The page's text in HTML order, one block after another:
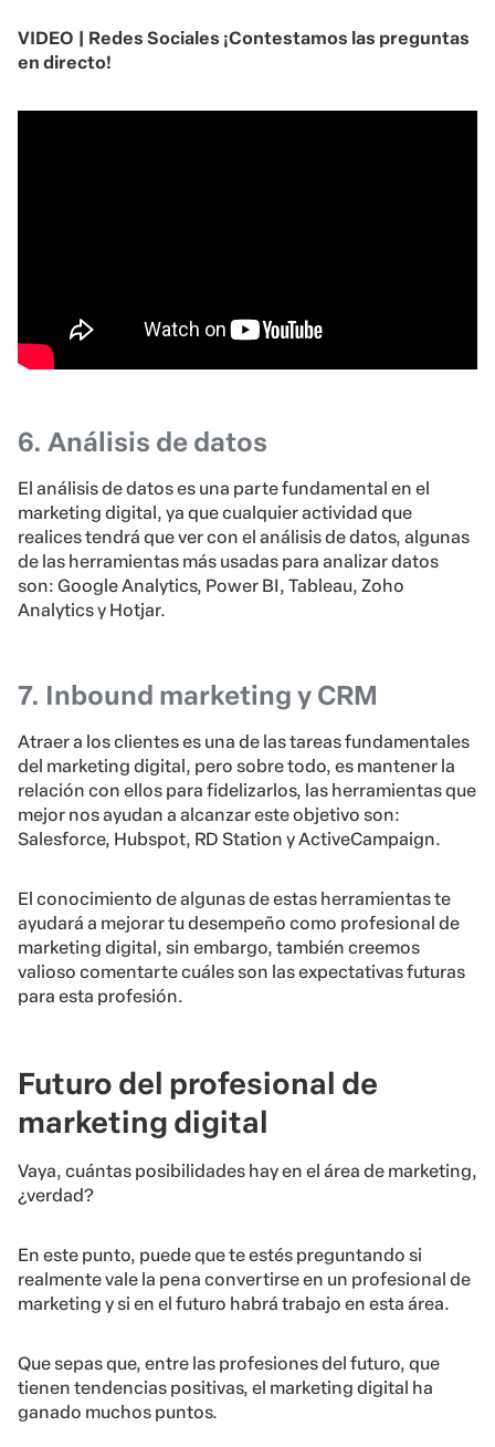
VIDEO | Redes Sociales ¡Contestamos las preguntas
en directo!
6. Análisis de datos
El análisis de datos es una parte fundamental en el
marketing digital, ya que cualquier actividad que
realices tendrá que ver con el análisis de datos, algunas
de las herramientas más usadas para analizar datos
son: Google Analytics, Power BI, Tableau, Zoho
Analytics y Hotjar.
7. Inbound marketing y CRM
Atraer a los clientes es una de las tareas fundamentales
del marketing digital, pero sobre todo, es mantener la
relación con ellos para fidelizarlos, las herramientas que
mejor nos ayudan a alcanzar este objetivo son:
Salesforce, Hubspot, RD Station y ActiveCampaign.
El conocimiento de algunas de estas herramientas te
ayudará a mejorar tu desempeño como profesional de
marketing digital, sin embargo, también creemos
valioso comentarte cuáles son las expectativas futuras
para esta profesión.
Futuro del profesional de
marketing digital
Vaya, cuántas posibilidades hay en el área de marketing,
¿verdad?
En este punto, puede que te estés preguntando si
realmente vale la pena convertirse en un profesional de
marketing y si en el futuro habrá trabajo en esta área.
Que sepas que, entre las profesiones del futuro, que
tienen tendencias positivas, el marketing digital ha
ganado muchos puntos.